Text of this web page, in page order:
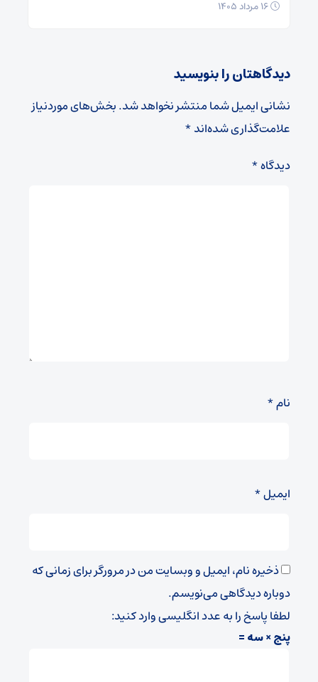
دیدگاهتان را بنویسید
نشانی ایمیل شما منتشر نخواهد شد.بخش‌های موردنیاز
علامت‌گذاری شده‌اند*
دیدگاه*
نام*
ایمیل*
ذخیره نام، ایمیل و وبسایت من در مرورگر برای زمانی که
دوباره دیدگاهی می‌نویسم.
لطفا پاسخ را به عدد انگلیسی وارد کنید:
پنج × سه =